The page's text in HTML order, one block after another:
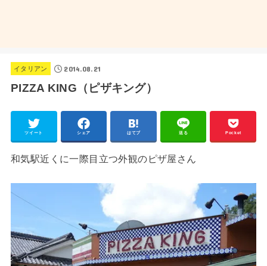
イタリアン 2014.08.21
PIZZA KING（ピザキング）
ツイート シェア はてブ 送る Pocket
和気駅近くに一際目立つ外観のピザ屋さん